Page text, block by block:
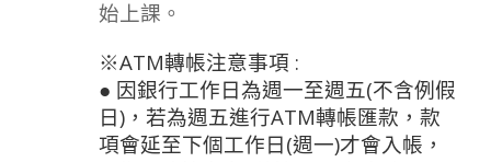
始上課 。
※ATM轉帳注意事項 :
● 因銀行工作日為週一至週五(不含例假
日)，若為週五進行ATM轉帳匯款，款
項會延至下個工作日(週一)才會入帳，